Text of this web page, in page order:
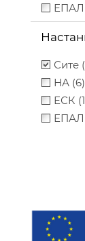
Сите
НА (6)
ЕСК